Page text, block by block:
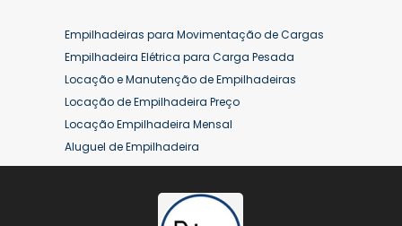
Aluguel de Empilhadeira Elétrica Preço
Aluguel de Empilhadeira Mensal
Aluguel de Empilhadeira Preço
Aluguel de Empilhadeira Valor
Aluguel de Empilhadeiras Eletricas
Conserto de Empilhadeira
Contrato de Locação de Empilhadeira
Empilhadeira a Combustão Hyster
Empilhadeiras para Movimentação de Cargas
Empilhadeira Elétrica para Carga Pesada
Locação e Manutenção de Empilhadeiras
Locação de Empilhadeira Preço
Locação Empilhadeira Mensal
Aluguel de Empilhadeira
Aluguel de Empilhadeira a Combustão
Aluguel de Empilhadeira Diária Valor
Aluguel de Empilhadeira Elétrica